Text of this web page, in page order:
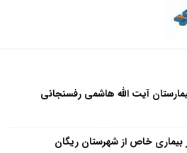
آیت الله هاشمی‌ رفسنجانی
بیماری خاص از شهرستان ریگان